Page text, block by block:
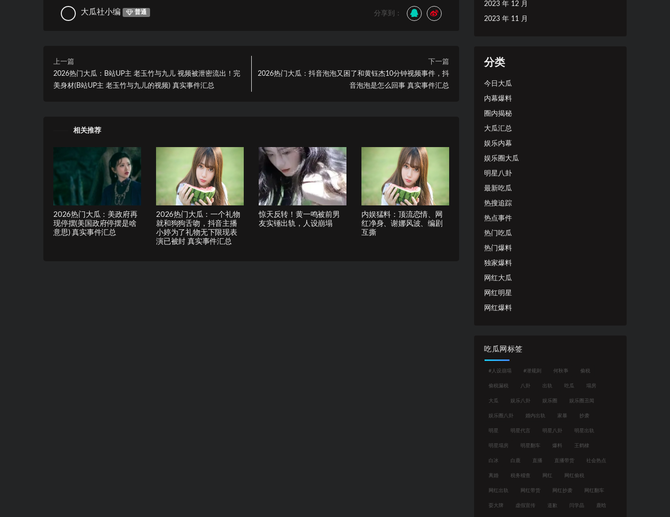
大瓜社小编 普通 分享到：
上一篇
2026热门大瓜：B站UP主 老玉竹与九儿 视频被泄密流出！完
美身材(B站UP主 老玉竹与九儿的视频) 真实事件汇总
下一篇
2026热门大瓜：抖音泡泡又困了和黄钰杰10分钟视频事件，抖
音泡泡是怎么回事 真实事件汇总
相关推荐
2026热门大瓜：美政府再
现停摆(美国政府停摆是啥
意思) 真实事件汇总
2026热门大瓜：一个礼物
就和狗狗舌吻，抖音主播
小婷为了礼物无下限现表
演已被封 真实事件汇总
惊天反转！黄一鸣被前男
友实锤出轨，人设崩塌
内娱猛料：顶流恋情、网
红净身、谢娜风波、编剧
互撕
2023 年 12 月
2023 年 11 月
分类
今日大瓜
内幕爆料
圈内揭秘
大瓜汇总
娱乐内幕
娱乐圈大瓜
明星八卦
最新吃瓜
热搜追踪
热点事件
热门吃瓜
热门爆料
独家爆料
网红大瓜
网红明星
网红爆料
吃瓜网标签
#人设崩塌 #潜规则 何秋亊 偷税
偷税漏税 八卦 出轨 吃瓜 塌房
大瓜 娱乐八卦 娱乐圈 娱乐圈丑闻
娱乐圈八卦 婚内出轨 家暴 抄袭
明星 明星代言 明星八卦 明星出轨
明星塌房 明星翻车 爆料 王鹤棣
白冰 白鹿 直播 直播带货 社会热点
离婚 税务稽查 网红 网红偷税
网红出轨 网红带货 网红抄袭 网红翻车
耍大牌 虚假宣传 道歉 闫学晶 鹿晗